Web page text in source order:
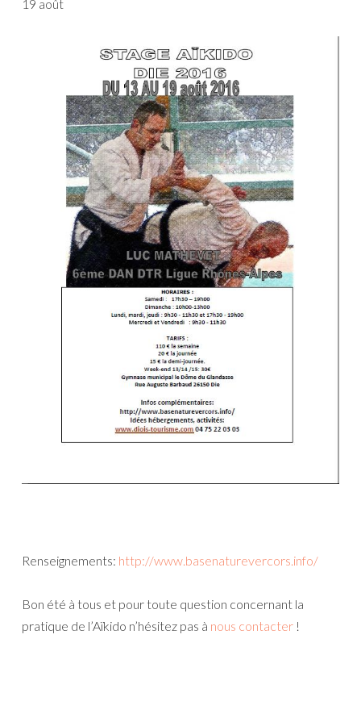
19 août
Renseignements: http://www.basenaturevercors.info/
Bon été à tous et pour toute question concernant la
pratique de l’Aïkido n’hésitez pas à nous contacter !